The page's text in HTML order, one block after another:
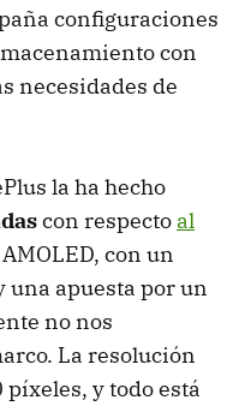
configuraciones
con
necesidades de
la ha hecho
con respecto al
con un
una apuesta por un
no nos
La resolución
y todo está